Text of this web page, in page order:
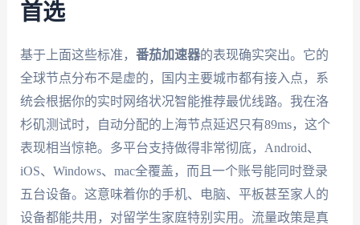
首选
基于上面这些标准， 番茄加速器的表现确实突出。它的
全球节点分布不是虚的，国内主要城市都有接入点，系
统会根据你的实时网络状况智能推荐最优线路。我在洛
杉矶测试时，自动分配的上海节点延迟只有89ms，这个
表现相当惊艳。多平台支持做得非常彻底，Android、
iOS、Windows、mac全覆盖，而且一个账号能同时登录
五台设备。这意味着你的手机、电脑、平板甚至家人的
设备都能共用，对留学生家庭特别实用。流量政策是真